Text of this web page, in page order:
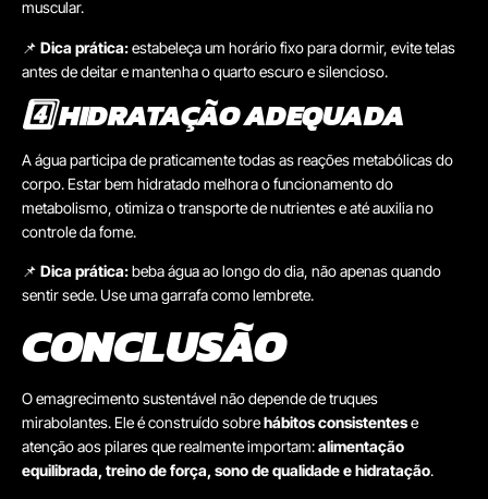
muscular.
📌 Dica prática:estabeleça um horário fixo para dormir, evite telas
antes de deitar e mantenha o quarto escuro e silencioso.
4️⃣ HIDRATAÇÃO ADEQUADA
A água participa de praticamente todas as reações metabólicas do
corpo. Estar bem hidratado melhora o funcionamento do
metabolismo, otimiza o transporte de nutrientes e até auxilia no
controle da fome.
📌 Dica prática:beba água ao longo do dia, não apenas quando
sentir sede. Use uma garrafa como lembrete.
CONCLUSÃO
O emagrecimento sustentável não depende de truques
mirabolantes. Ele é construído sobrehábitos consistentese
atenção aos pilares que realmente importam:alimentação
equilibrada, treino de força, sono de qualidade e hidratação.